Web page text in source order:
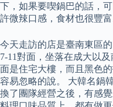
下，如果要喫鍋巴的話，
許微辣口感，食材也很豐富
今天走訪的店是臺南東區
7-11對面，坐落在成大以
面是住宅大樓，而且黑色
容易忽略的說。 大韓名鍋
換了團隊經營之後，有感